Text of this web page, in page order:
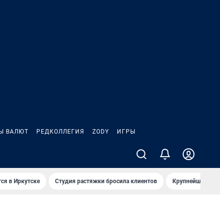
ВАЛЮТ РЕДКОЛЛЕГИЯ ZODY ИГРЫ
в Иркутске Студия растяжки бросила клиентов Крупнейшие